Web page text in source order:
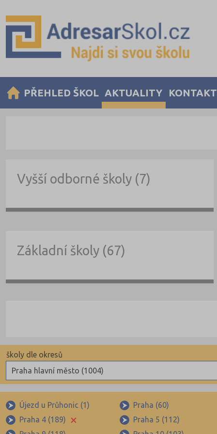
PŘEHLED ŠKOL AKTUALITY
Vyšší odborné školy (7)
Základní školy (67)
Praha hlavní město (1004)
školy dle okresů
Beroun (85)
Blansko (88)
Újezd u Průhonic (1) Praha (60)
Praha 4 (189)
× Praha 5 (112)